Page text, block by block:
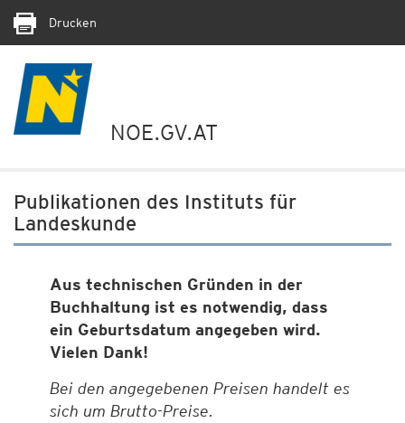
Drucken
NOE.GV.AT
Publikationen des Instituts für
Landeskunde
Aus technischen Gründen in der
Buchhaltung ist es notwendig, dass
ein Geburtsdatum angegeben wird.
Vielen Dank!
Bei den angegebenen Preisen handelt es
sich um Brutto-Preise.